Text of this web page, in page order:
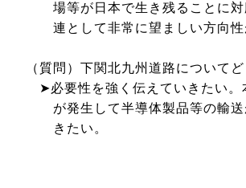
場等が日本で生き残ることに対
連として非常に望ましい方向性
（質問）下関北九州道路についてど
➤必要性を強く伝えていきたい。
が発生して半導体製品等の輸送
きたい。